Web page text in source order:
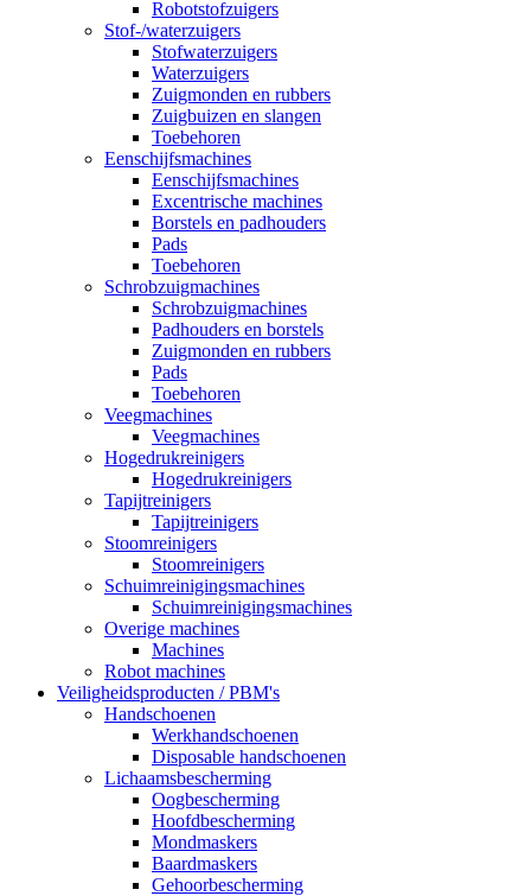
Robotstofzuigers
Stof-/waterzuigers
Stofwaterzuigers
Waterzuigers
Zuigmonden en rubbers
Zuigbuizen en slangen
Toebehoren
Eenschijfsmachines
Eenschijfsmachines
Excentrische machines
Borstels en padhouders
Pads
Toebehoren
Schrobzuigmachines
Schrobzuigmachines
Padhouders en borstels
Zuigmonden en rubbers
Pads
Toebehoren
Veegmachines
Veegmachines
Hogedrukreinigers
Hogedrukreinigers
Tapijtreinigers
Tapijtreinigers
Stoomreinigers
Stoomreinigers
Schuimreinigingsmachines
Schuimreinigingsmachines
Overige machines
Machines
Robot machines
Veiligheidsproducten / PBM's
Handschoenen
Werkhandschoenen
Disposable handschoenen
Lichaamsbescherming
Oogbescherming
Hoofdbescherming
Mondmaskers
Baardmaskers
Gehoorbescherming